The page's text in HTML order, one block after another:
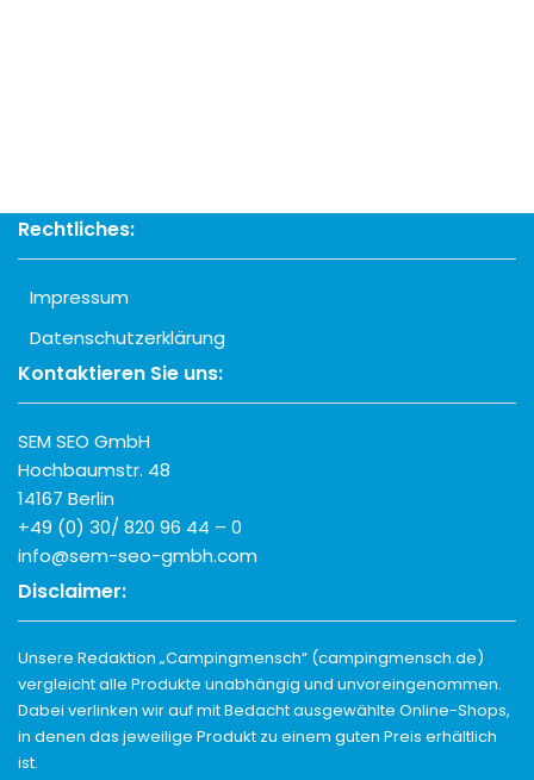
Rechtliches:
Impressum
Datenschutzerklärung
Kontaktieren Sie uns:
SEM SEO GmbH
Hochbaumstr. 48
14167 Berlin
+49 (0) 30/ 820 96 44 – 0
info@sem-seo-gmbh.com
Disclaimer:
Unsere Redaktion „Campingmensch“ (campingmensch.de)
vergleicht alle Produkte unabhängig und unvoreingenommen.
Dabei verlinken wir auf mit Bedacht ausgewählte Online-Shops,
in denen das jeweilige Produkt zu einem guten Preis erhältlich
ist.